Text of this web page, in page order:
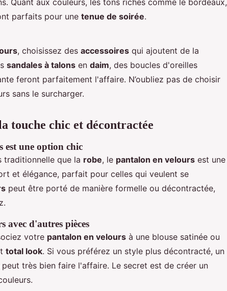
parfaits pour une tenue de soirée.
, choisissez des accessoires qui ajoutent de la
sandales à talons en daim, des boucles d'oreilles
feront parfaitement l'affaire. N’oubliez pas de choisir
sans le surcharger.
touche chic et décontractée
est une option chic
traditionnelle que la robe, le pantalon en velours est une
et élégance, parfait pour celles qui veulent se
peut être porté de manière formelle ou décontractée,
avec d'autres pièces
votre pantalon en velours à une blouse satinée ou
total look. Si vous préférez un style plus décontracté, un
très bien faire l'affaire. Le secret est de créer un